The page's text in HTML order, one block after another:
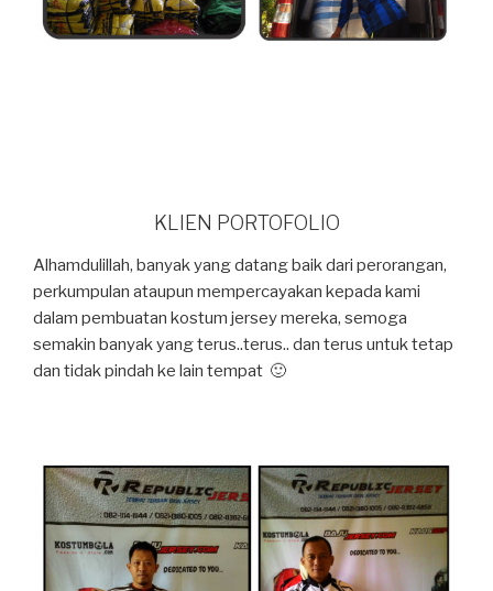
KLIEN PORTOFOLIO
Alhamdulillah, banyak yang datang baik dari perorangan,
perkumpulan ataupun mempercayakan kepada kami
dalam pembuatan kostum jersey mereka, semoga
semakin banyak yang terus..terus.. dan terus untuk tetap
dan tidak pindah ke lain tempat 🙂